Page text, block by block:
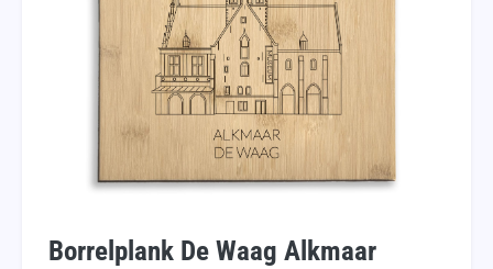
Borrelplank De Waag Alkmaar